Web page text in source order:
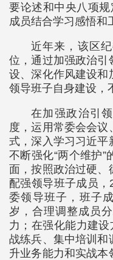
要论述和中央八项
成员结合学习感悟和
近年来，该区
位，通过加强政治引
设、深化作风建设和
领导班子自身建设，
在加强政治引
度，运用常委会会
式，深入学习习近平
不断强化“两个维护
面，按照政治过硬
配强领导班子成员，
委领导班子，班子
岁，合理调整成员
力；在强化能力建设
战练兵、集中培训和
升业务能力和实战本